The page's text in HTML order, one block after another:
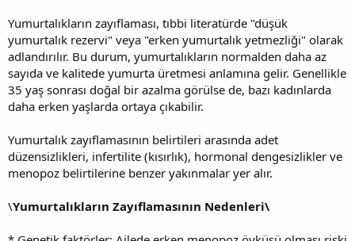
Yumurtalıkların zayıflaması, tıbbi literatürde "düşük
yumurtalık rezervi" veya "erken yumurtalık yetmezliği" olarak
adlandırılır. Bu durum, yumurtalıkların normalden daha az
sayıda ve kalitede yumurta üretmesi anlamına gelir. Genellikle
35 yaş sonrası doğal bir azalma görülse de, bazı kadınlarda
daha erken yaşlarda ortaya çıkabilir.
Yumurtalık zayıflamasının belirtileri arasında adet
düzensizlikleri, infertilite (kısırlık), hormonal dengesizlikler ve
menopoz belirtilerine benzer yakınmalar yer alır.
\Yumurtalıkların Zayıflamasının Nedenleri\